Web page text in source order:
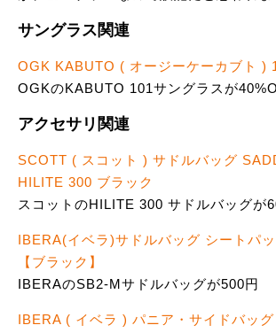
サングラス関連
OGK KABUTO ( オージーケーカブト )
OGKのKABUTO 101サングラスが
アクセサリ関連
SCOTT ( スコット ) サドルバッグ
HILITE 300 ブラック
スコットのHILITE 300 サドルバッグが
IBERA(イベラ)サドルバッグ シートパ
【ブラック】
IBERAのSB2-Mサドルバッグが500円
IBERA ( イベラ ) パニア・サイドバッ